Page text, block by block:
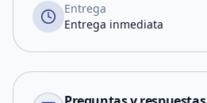
Entrega
Entrega inmediata